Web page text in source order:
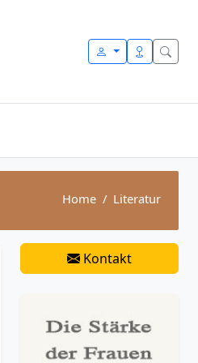
Home Literatur
Kontakt